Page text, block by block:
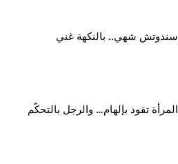
سندوتش شهي.. بالنكهة غني
المرأة تقود بإلهام… والرجل بالتحكّم